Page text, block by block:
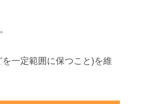
一定範囲に保つこと)を維